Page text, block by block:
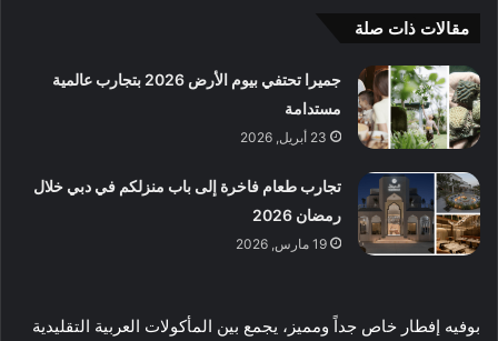
مقالات ذات صلة
جميرا تحتفي بيوم الأرض 2026 بتجارب عالمية
مستدامة
23 أبريل, 2026
تجارب طعام فاخرة إلى باب منزلكم في دبي خلال
رمضان 2026
19 مارس, 2026
بوفيه إفطار خاص جداً ومميز، يجمع بين المأكولات العربية التقليدية